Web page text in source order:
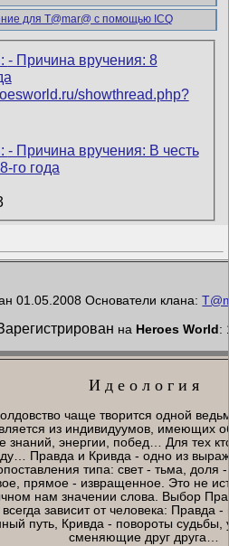
01.05.2008 Основатели клана:
на Heroes World :
И д е о л о г и я
чаще творится одной
из индивидуумов, имеющих
знаний, энергии, побед… Для тех
Правда и Кривда - одно из
типа: свет - тьма, доля
прямое - извращенное. Это не
нам значении слова. Выбор
зависит от человека: Правда
путь, Кривда - повороты судьбы,
сменяющие друг друга…